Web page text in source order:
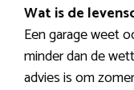
Wat is de
Een garage weet
minder dan de
advies is om